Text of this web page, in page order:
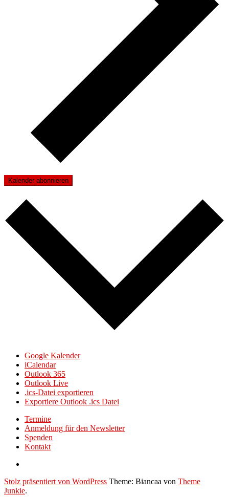
Kalender abonnieren
Google Kalender
iCalendar
Outlook 365
Outlook Live
.ics-Datei exportieren
Exportiere Outlook .ics Datei
Termine
Anmeldung für den Newsletter
Spenden
Kontakt
Stolz präsentiert von WordPress Theme: Biancaa von Theme
Junkie.